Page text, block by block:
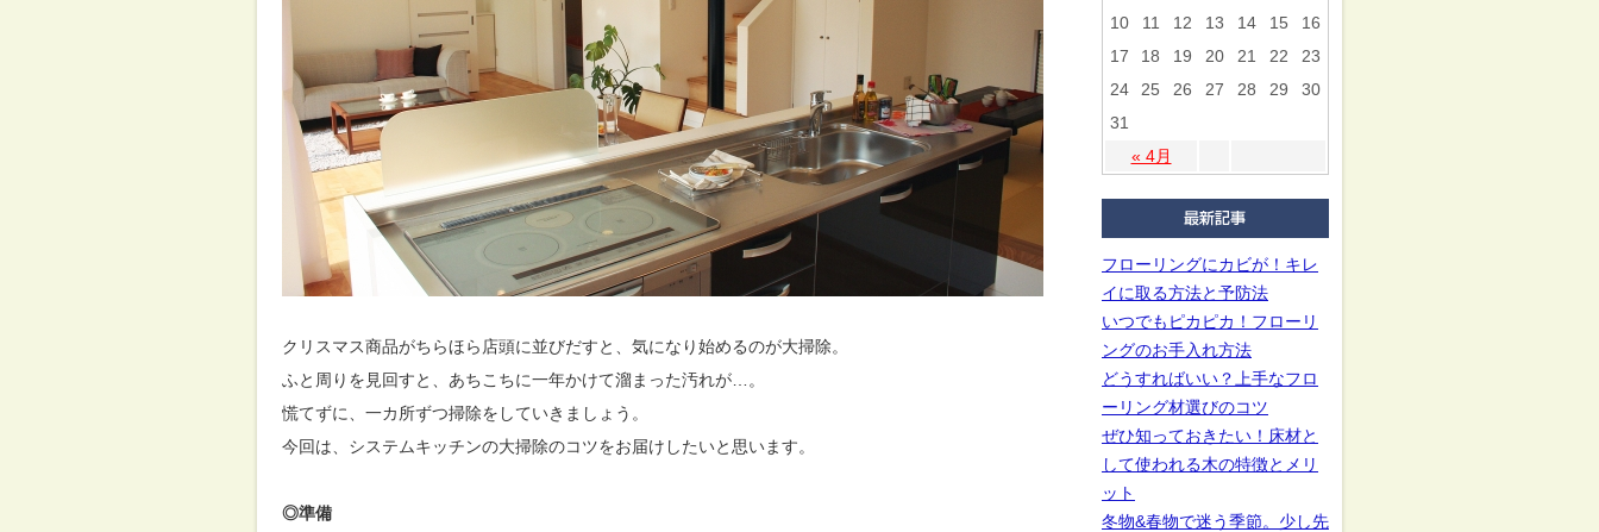
クリスマス商品がちらほら店頭に並びだすと、気になり始めるのが大掃除。
ふと周りを見回すと、あちこちに一年かけて溜まった汚れが…。
慌てずに、一カ所ずつ掃除をしていきましょう。
今回は、システムキッチンの大掃除のコツをお届けしたいと思います。
◎準備
« 4月
10
11 12 13 14 15
16
17
18 19 20 21 22
23
24
25 26 27 28 29
30
31
フローリングにカビが！キレ
イに取る方法と予防法
いつでもピカピカ！フローリ
ングのお手入れ方法
どうすればいい？上手なフロ
ーリング材選びのコツ
ぜひ知っておきたい！床材と
して使われる木の特徴とメリ
ット
冬物&春物で迷う季節。少し先